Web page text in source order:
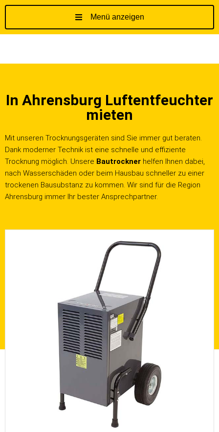
a
Menü anzeigen
In Ahrensburg Luftentfeuchter
mieten
Mit unseren Trocknungsgeräten sind Sie immer gut beraten.
Dank moderner Technik ist eine schnelle und effiziente
Trocknung möglich. Unsere Bautrockner helfen Ihnen dabei,
nach Wasserschäden oder beim Hausbau schneller zu einer
trockenen Bausubstanz zu kommen. Wir sind für die Region
Ahrensburg immer Ihr bester Ansprechpartner.